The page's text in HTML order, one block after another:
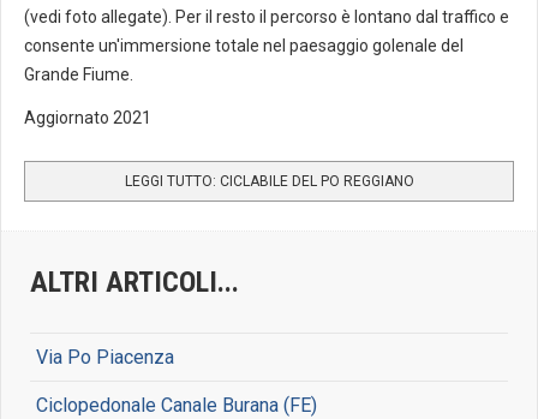
(vedi foto allegate). Per il resto il percorso è lontano dal traffico e
consente un'immersione totale nel paesaggio golenale del
Grande Fiume.
Aggiornato 2021
LEGGI TUTTO: CICLABILE DEL PO REGGIANO
ALTRI ARTICOLI...
Via Po Piacenza
Ciclopedonale Canale Burana (FE)